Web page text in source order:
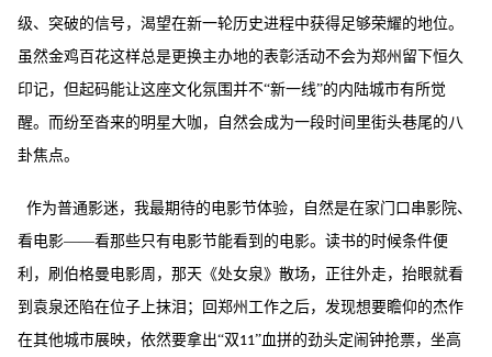
级、突破的信号，渴望在新一轮历史进程中获得足够荣耀的地位。
虽然金鸡百花这样总是更换主办地的表彰活动不会为郑州留下恒久
印记，但起码能让这座文化氛围并不“新一线”的内陆城市有所觉
醒。而纷至沓来的明星大咖，自然会成为一段时间里街头巷尾的八
卦焦点。
作为普通影迷，我最期待的电影节体验，自然是在家门口串影院、
看电影——看那些只有电影节能看到的电影。读书的时候条件便
利，刷伯格曼电影周，那天《处女泉》散场，正往外走，抬眼就看
到袁泉还陷在位子上抹泪；回郑州工作之后，发现想要瞻仰的杰作
在其他城市展映，依然要拿出“双11”血拼的劲头定闹钟抢票，坐高